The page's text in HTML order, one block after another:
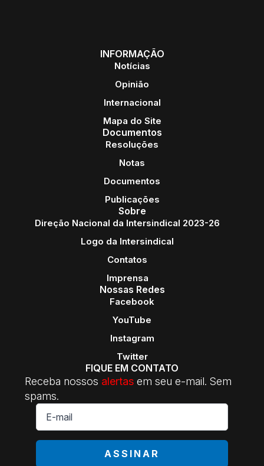
INFORMAÇÃO
Notícias
Opinião
Internacional
Mapa do Site
Documentos
Resoluções
Notas
Documentos
Publicações
Sobre
Direção Nacional da Intersindical 2023-26
Logo da Intersindical
Contatos
Imprensa
Nossas Redes
Facebook
YouTube
Instagram
Twitter
FIQUE EM CONTATO
Receba nossos alertas em seu e-mail. Sem
spams.
E-
mail
ASSINAR